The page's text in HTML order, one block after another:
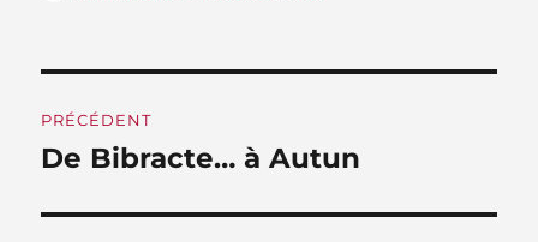
de
PRÉCÉDENT
Publication
De Bibracte… à Autun